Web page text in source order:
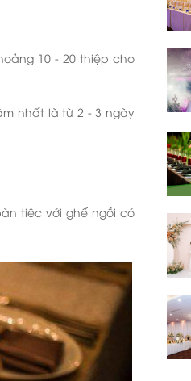
10 - 20 thiệp cho
nhất là từ 2 - 3 ngày
tiệc với ghế ngồi có